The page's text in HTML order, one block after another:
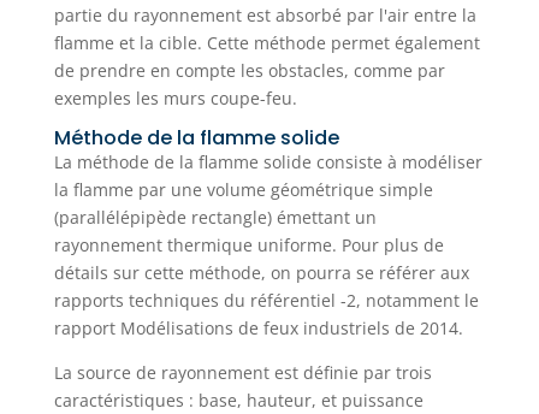
partie du rayonnement est absorbé par l'air entre la
flamme et la cible. Cette méthode permet également
de prendre en compte les obstacles, comme par
exemples les murs coupe-feu.
Méthode de la flamme solide
La méthode de la flamme solide consiste à modéliser
la flamme par une volume géométrique simple
(parallélépipède rectangle) émettant un
rayonnement thermique uniforme. Pour plus de
détails sur cette méthode, on pourra se référer aux
rapports techniques du référentiel -2, notamment le
rapport Modélisations de feux industriels de 2014.
La source de rayonnement est définie par trois
caractéristiques : base, hauteur, et puissance